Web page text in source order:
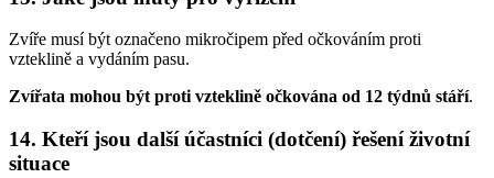
Zvíře musí být označeno mikročipem před očkováním proti
vzteklině a vydáním pasu.
Zvířata mohou být proti vzteklině očkována od 12 týdnů stáří.
14. Kteří jsou další účastníci (dotčení) řešení životní
situace